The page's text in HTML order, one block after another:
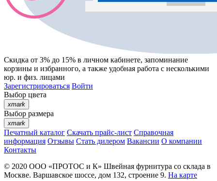
Скидка от 3% до 15% в личном кабинете, запоминание
корзины и избранного, а также удобная работа с несколькими
юр. и физ. лицами
Зарегистрироваться Войти
Выбор цвета
xmark
Выбор размера
xmark
Печатный каталог Скачать прайс-лист Справочная
информация Отзывы Стать дилером Вакансии О компании
Контакты
© 2020 ООО «ПРОТОС и К» Швейная фурнитура со склада в
Москве. Варшавское шоссе, дом 132, строение 9. На карте